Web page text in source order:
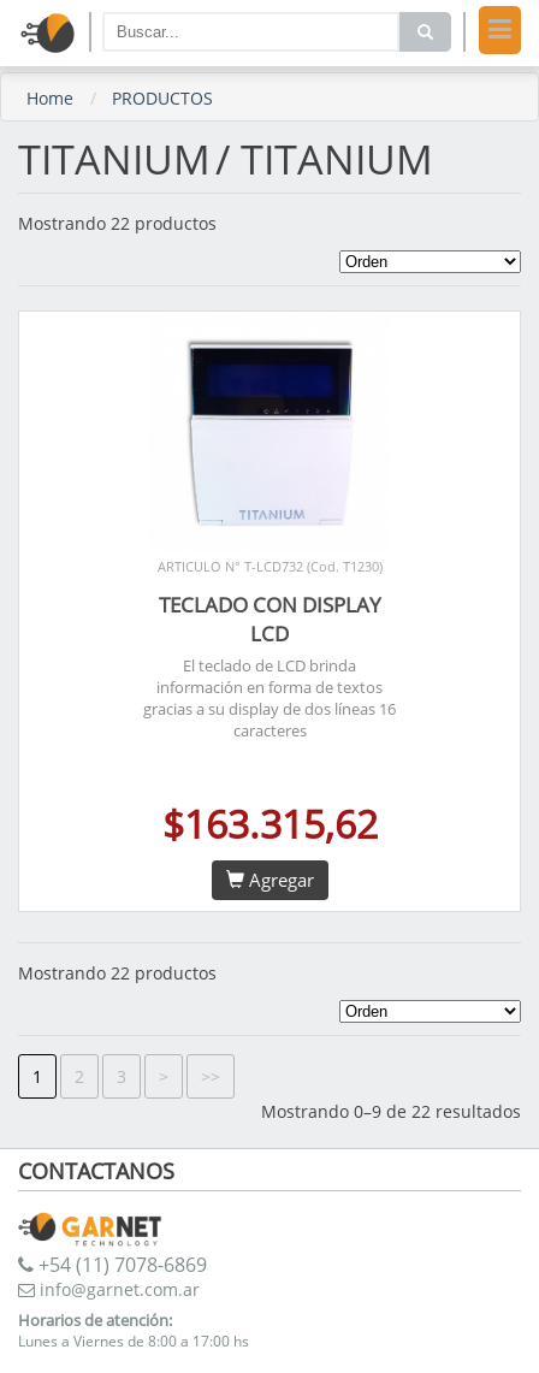
Home PRODUCTOS
TITANIUM/ TITANIUM
Mostrando 22 productos
ARTICULO N° T-LCD732 (Cod. T1230)
TECLADO CON DISPLAY
LCD
El teclado de LCD brinda
información en forma de textos
gracias a su display de dos líneas 16
caracteres
$163.315,62
Agregar
Mostrando 22 productos
1 2 3 >
>>
Mostrando 0–9 de 22 resultados
CONTACTANOS
+54 (11) 7078-6869
info@garnet.com.ar
Horarios de atención:
Lunes a Viernes de 8:00 a 17:00 hs